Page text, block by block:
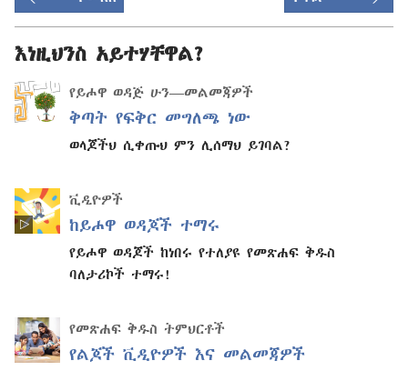
እነዚህንስ አይተሃቸዋል?
የይሖዋ ወዳጅ ሁን—መልመጃዎች
ቅጣት የፍቅር መግለጫ ነው
ወላጆችህ ሲቀጡህ ምን ሊሰማህ ይገባል?
ቪዲዮዎች
ከይሖዋ ወዳጆች ተማሩ
የይሖዋ ወዳጆች ከነበሩ የተለያዩ የመጽሐፍ ቅዱስ
ባለታሪኮች ተማሩ!
የመጽሐፍ ቅዱስ ትምህርቶች
የልጆች ቪዲዮዎች እና መልመጃዎች